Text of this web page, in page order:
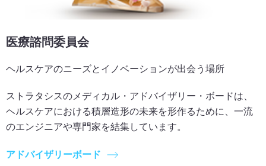
医療諮問委員会
ヘルスケアのニーズとイノベーションが出会う場所
ストラタシスのメディカル・アドバイザリー・ボードは、
ヘルスケアにおける積層造形の未来を形作るために、一流
のエンジニアや専門家を結集しています。
アドバイザリーボード